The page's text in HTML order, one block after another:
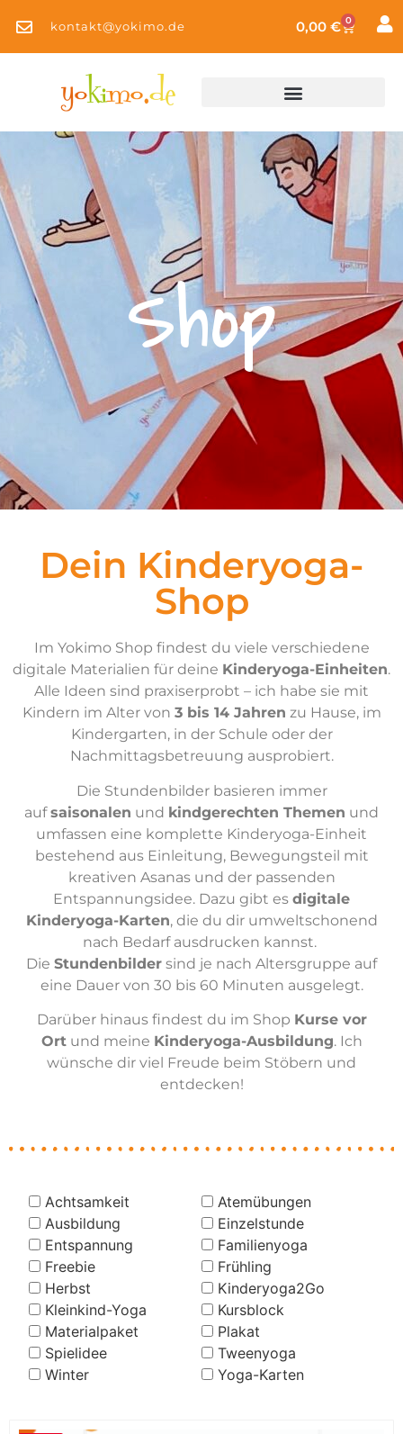
kontakt@yokimo.de 0,00 € 0
Shop
Dein Kinderyoga-
Shop
Im Yokimo Shop findest du viele verschiedene
digitale Materialien für deine Kinderyoga-Einheiten.
Alle Ideen sind praxiserprobt – ich habe sie mit
Kindern im Alter von 3 bis 14 Jahren zu Hause, im
Kindergarten, in der Schule oder der
Nachmittagsbetreuung ausprobiert.
Die Stundenbilder basieren immer
aufsaisonalen und kindgerechten Themen und
umfassen eine komplette Kinderyoga-Einheit
bestehend aus Einleitung, Bewegungsteil mit
kreativen Asanas und der passenden
Entspannungsidee. Dazu gibt es digitale
Kinderyoga-Karten, die du dir umweltschonend
nach Bedarf ausdrucken kannst.
Die Stundenbilder sind je nach Altersgruppe auf
eine Dauer von 30 bis 60 Minuten ausgelegt.
Darüber hinaus findest du im Shop Kurse vor
Ortund meine Kinderyoga-Ausbildung. Ich
wünsche dir viel Freude beim Stöbern und
entdecken!
Achtsamkeit
Atemübungen
Ausbildung
Einzelstunde
Entspannung
Familienyoga
Freebie
Frühling
Herbst
Kinderyoga2Go
Kleinkind-Yoga
Kursblock
Materialpaket
Plakat
Spielidee
Tweenyoga
Winter
Yoga-Karten